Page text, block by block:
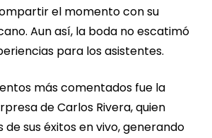
el momento con su
Aun así, la boda no escatimó
para los asistentes.
más comentados fue la
de Carlos Rivera, quien
sus éxitos en vivo, generando